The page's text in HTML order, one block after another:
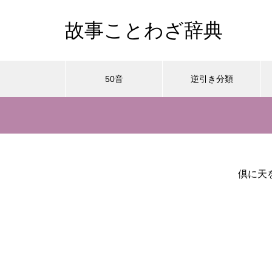
故事ことわざ辞典
50音 逆引き分類
倶に天